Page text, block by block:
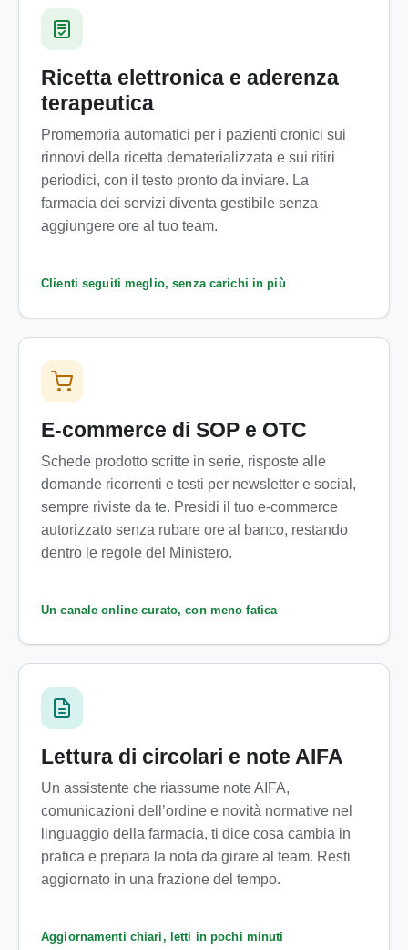
Ricetta elettronica e aderenza
terapeutica
Promemoria automatici per i pazienti cronici sui
rinnovi della ricetta dematerializzata e sui ritiri
periodici, con il testo pronto da inviare. La
farmacia dei servizi diventa gestibile senza
aggiungere ore al tuo team.
Clienti seguiti meglio, senza carichi in più
E-commerce di SOP e OTC
Schede prodotto scritte in serie, risposte alle
domande ricorrenti e testi per newsletter e social,
sempre riviste da te. Presidi il tuo e-commerce
autorizzato senza rubare ore al banco, restando
dentro le regole del Ministero.
Un canale online curato, con meno fatica
Lettura di circolari e note AIFA
Un assistente che riassume note AIFA,
comunicazioni dell’ordine e novità normative nel
linguaggio della farmacia, ti dice cosa cambia in
pratica e prepara la nota da girare al team. Resti
aggiornato in una frazione del tempo.
Aggiornamenti chiari, letti in pochi minuti